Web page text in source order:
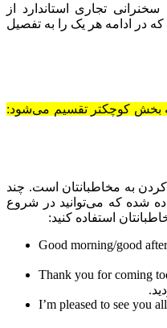
تجاری استاندارد از
ادامه هر یک را به تفصیل
بخش کوچکتر تقسیم می‌شود:
کردن به مخاطبانتان است. چند
شده که می‌توانید در شروع
استفاده کنید:
Good morning/good
Thank you for coming
I’m pleased to see you